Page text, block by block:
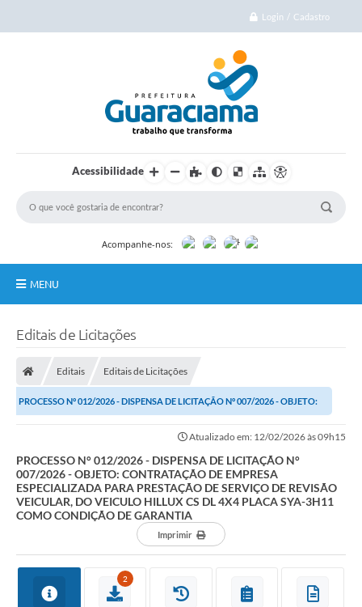
Login / Cadastro
Acessibilidade
Acompanhe-nos:
MENU
Secretarias
Transparência
Ouvidoria
Editais de Licitações
Editais Editais de Licitações
PROCESSO N° 012/2026 - DISPENSA DE LICITAÇÃO N° 007/2026 - OBJETO:
Atualizado em: 12/02/2026 às 09h15
PROCESSO N° 012/2026 - DISPENSA DE LICITAÇÃO N°
007/2026 - OBJETO: CONTRATAÇÃO DE EMPRESA
ESPECIALIZADA PARA PRESTAÇÃO DE SERVIÇO DE REVISÃO
VEICULAR, DO VEICULO HILLUX CS DL 4X4 PLACA SYA-3H11
COMO CONDIÇÃO DE GARANTIA
Imprimir
2